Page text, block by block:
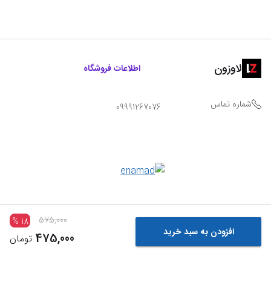
افزودن به سبد خرید
575,000
18
%
475,000 تومان
لاوزون اطلاعات فروشگاه
شماره تماس 09991267076